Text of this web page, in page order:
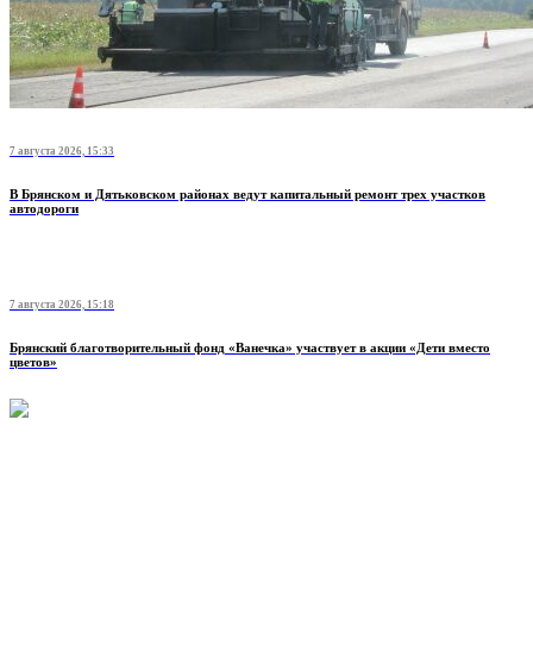
7 августа 2026, 15:33
В Брянском и Дятьковском районах ведут капитальный ремонт трех участков
автодороги
7 августа 2026, 15:18
Брянский благотворительный фонд «Ванечка» участвует в акции «Дети вместо
цветов»